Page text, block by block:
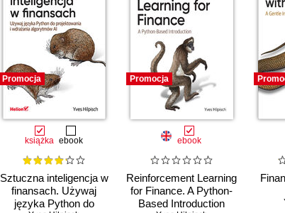
Promocja
książka ebook
Sztuczna inteligencja w
finansach. Używaj
języka Python do
Promocja
ebook
Reinforcement Learning
for Finance. A Python-
Based Introduction